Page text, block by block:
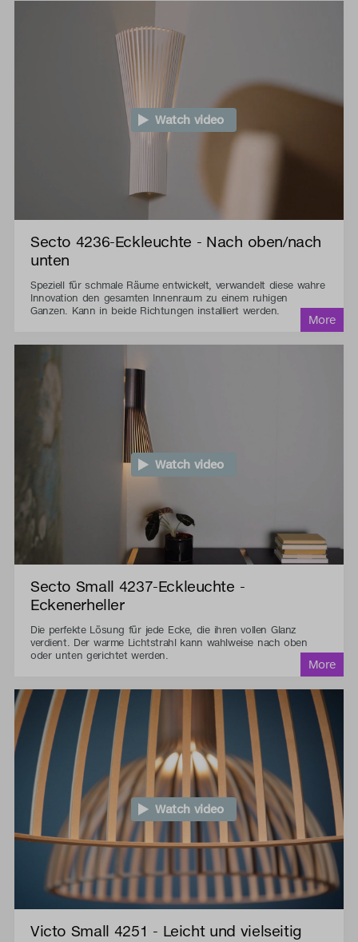
Watch video
Secto 4236-Eckleuchte - Nach oben/nach
unten
Speziell für schmale Räume entwickelt, verwandelt diese wahre
Innovation den gesamten Innenraum zu einem ruhigen
Ganzen. Kann in beide Richtungen installiert werden.
Watch video
Secto Small 4237-Eckleuchte -
Eckenerheller
Die perfekte Lösung für jede Ecke, die ihren vollen Glanz
verdient. Der warme Lichtstrahl kann wahlweise nach oben
oder unten gerichtet werden.
Watch video
Victo Small 4251 - Leicht und vielseitig